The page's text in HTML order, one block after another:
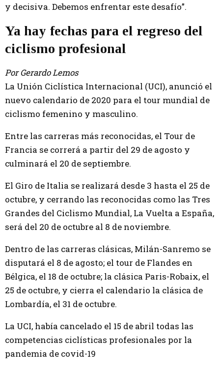
y decisiva. Debemos enfrentar este desafío”.
Ya hay fechas para el regreso del
ciclismo profesional
Por Gerardo Lemos
La Unión Ciclística Internacional (UCI), anunció el
nuevo calendario de 2020 para el tour mundial de
ciclismo femenino y masculino.
Entre las carreras más reconocidas, el Tour de
Francia se correrá a partir del 29 de agosto y
culminará el 20 de septiembre.
El Giro de Italia se realizará desde 3 hasta el 25 de
octubre, y cerrando las reconocidas como las Tres
Grandes del Ciclismo Mundial, La Vuelta a España,
será del 20 de octubre al 8 de noviembre.
Dentro de las carreras clásicas, Milán-Sanremo se
disputará el 8 de agosto; el tour de Flandes en
Bélgica, el 18 de octubre; la clásica Paris-Robaix, el
25 de octubre, y cierra el calendario la clásica de
Lombardía, el 31 de octubre.
La UCI, había cancelado el 15 de abril todas las
competencias ciclísticas profesionales por la
pandemia de covid-19